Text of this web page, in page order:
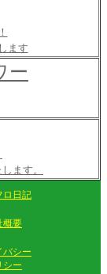
ます
ー
ます。
ロ日記
概要
バシー
シー